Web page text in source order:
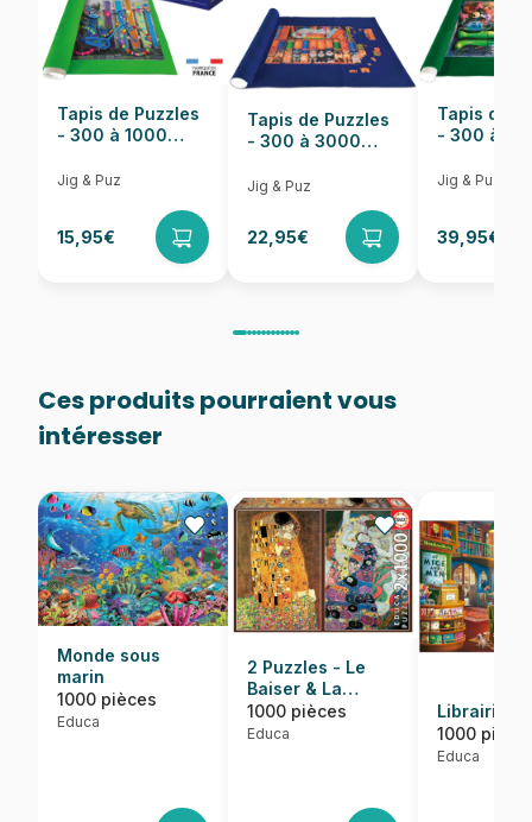
Dimensions 68 x 48 cm
Tapis de Puzzles
- 300 à 1000
Jig & Puz
15,95€
Tapis de Puzzles
- 300 à 3000
Jig & Puz
22,95€
Tapis de
- 300 à
Jig & Puz
39,95€
Ces produits pourraient vous
intéresser
Monde sous
marin
1000 pièces
Educa
2 Puzzles - Le
Baiser & La
Vierge. Gustav
Klimt
1000 pièces
Educa
Librairie
1000
Educa